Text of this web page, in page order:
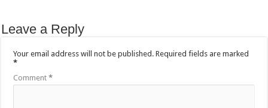
Leave a Reply
Your email address will not be published. Required fields are marked
*
Comment*